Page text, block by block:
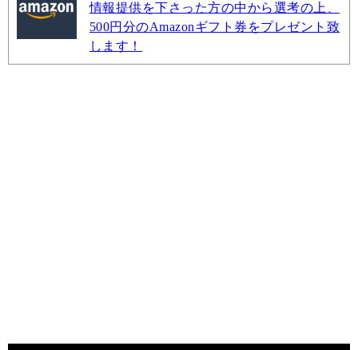
情報提供を下さった方の中から選考の上、
500円分のAmazonギフト券をプレゼント致
します！